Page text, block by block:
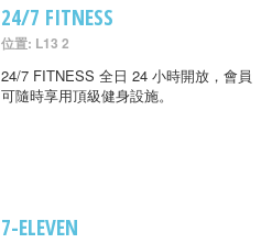
24/7 FITNESS
位置: L13 2
24/7 FITNESS 全日 24 小時開放，會員
可隨時享用頂級健身設施。
7-ELEVEN